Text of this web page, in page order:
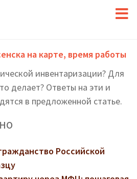
на карте, время работы
инвентаризации? Для
делает? Ответы на эти и
в предложенной статье.
Российской